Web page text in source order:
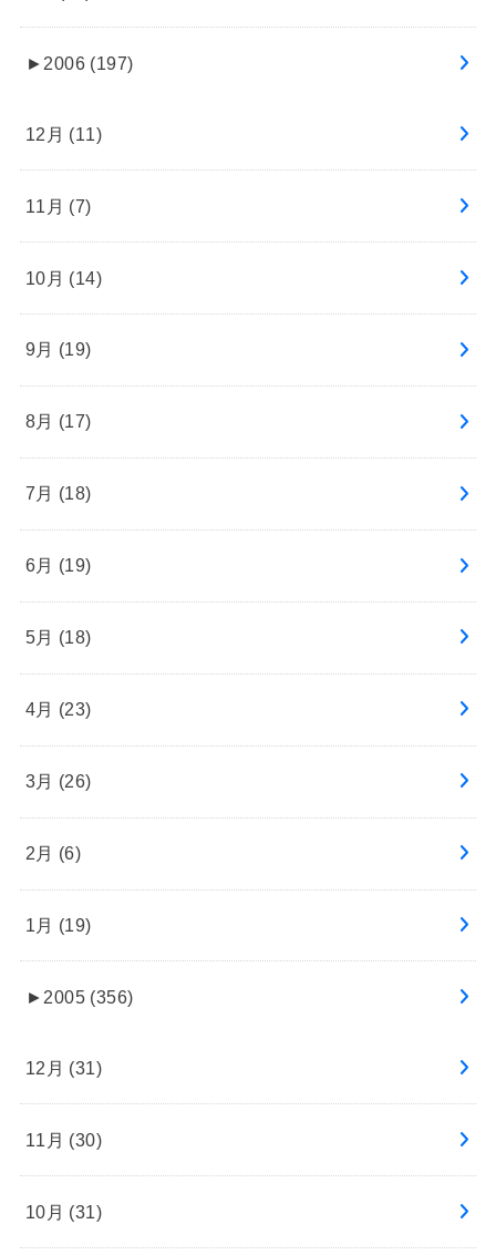
► 2006 (197)
12月 (11)
11月 (7)
10月 (14)
9月 (19)
8月 (17)
7月 (18)
6月 (19)
5月 (18)
4月 (23)
3月 (26)
2月 (6)
1月 (19)
► 2005 (356)
12月 (31)
11月 (30)
10月 (31)